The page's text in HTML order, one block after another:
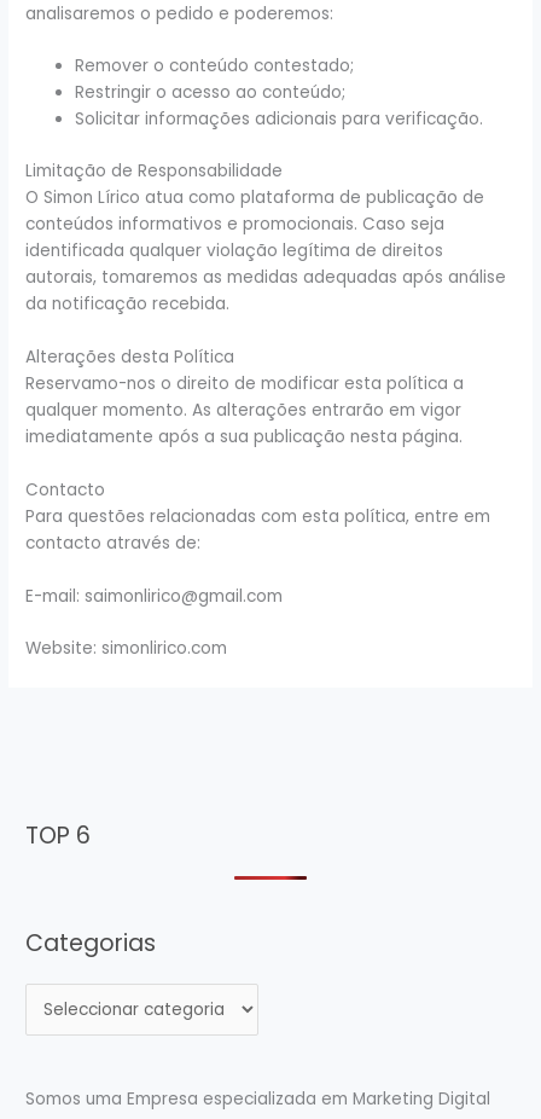
analisaremos o pedido e poderemos:
Remover o conteúdo contestado;
Restringir o acesso ao conteúdo;
Solicitar informações adicionais para verificação.
Limitação de Responsabilidade
O Simon Lírico atua como plataforma de publicação de
conteúdos informativos e promocionais. Caso seja
identificada qualquer violação legítima de direitos
autorais, tomaremos as medidas adequadas após análise
da notificação recebida.
Alterações desta Política
Reservamo-nos o direito de modificar esta política a
qualquer momento. As alterações entrarão em vigor
imediatamente após a sua publicação nesta página.
Contacto
Para questões relacionadas com esta política, entre em
contacto através de:
E-mail: saimonlirico@gmail.com
Website: simonlirico.com
TOP 6
Categorias
a
e
Somos uma Empresa especializada em Marketing Digital